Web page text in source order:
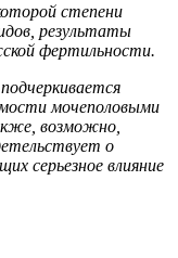
степени
результаты
фертильности.
мочеполовыми
возможно,
о
серьезное влияние